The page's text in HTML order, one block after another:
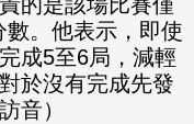
。他表示，即使
成5至6局，減輕
於沒有完成先發
音）